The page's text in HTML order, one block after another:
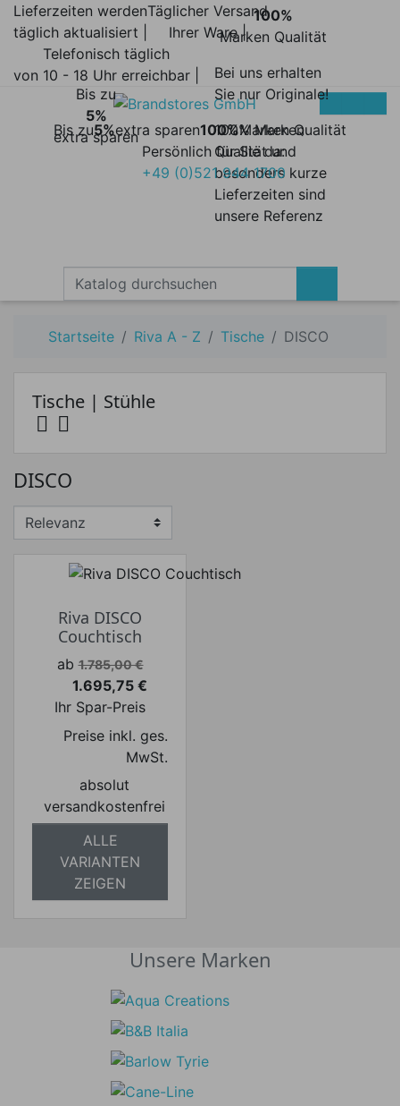
Lieferzeiten werden
täglich aktualisiert |
Täglicher Versand
Ihrer Ware |
Telefonisch täglich
von 10 - 18 Uhr erreichbar |
Bis zu5%extra sparen
Bis zu
5%
extra sparen
100%Marken Qualität
100%
Marken Qualität
Bei uns erhalten
Sie nur Originale!
100% Marken
Qualität und
besonders kurze
Lieferzeiten sind
unsere Referenz
Persönlich für Sie da:
+49 (0)521 944 1700
Startseite Riva A - Z Tische DISCO
Preis von
Tische | Stühle
 
DISCO
Riva DISCO
Couchtisch
Verkaufspreis
ab 1.785,00 €
Preis
1.695,75 €
Ihr Spar-Preis
Preise inkl. ges.
MwSt.
absolut
versandkostenfrei
ALLE
VARIANTEN
ZEIGEN
Unsere Marken